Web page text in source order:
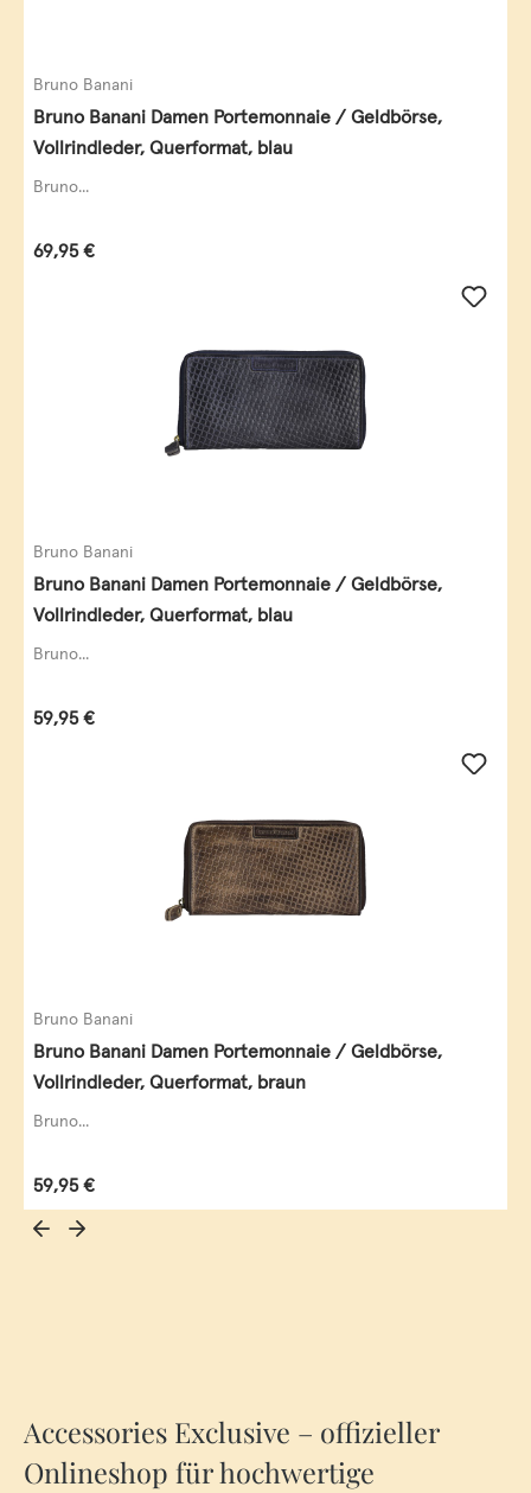
Bruno Banani
Bruno Banani Damen Portemonnaie / Geldbörse,
Vollrindleder, Querformat, blau
Bruno...
Regulärer Preis:
69,95 €
Bruno Banani
Bruno Banani Damen Portemonnaie / Geldbörse,
Vollrindleder, Querformat, blau
Bruno...
Regulärer Preis:
59,95 €
Bruno Banani
Bruno Banani Damen Portemonnaie / Geldbörse,
Vollrindleder, Querformat, braun
Bruno...
Regulärer Preis:
59,95 €
Accessories Exclusive – offizieller
Onlineshop für hochwertige